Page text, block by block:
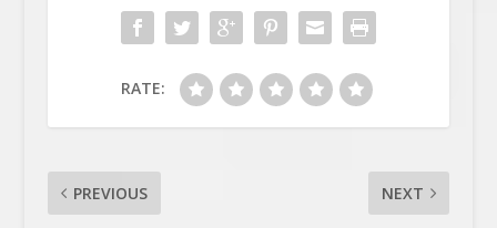
RATE:
PREVIOUS NEXT